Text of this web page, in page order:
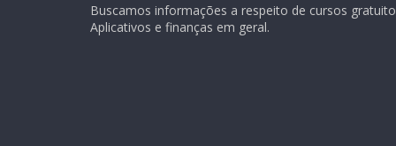
Buscamos informações a respeito de cursos
Aplicativos e finanças em geral.